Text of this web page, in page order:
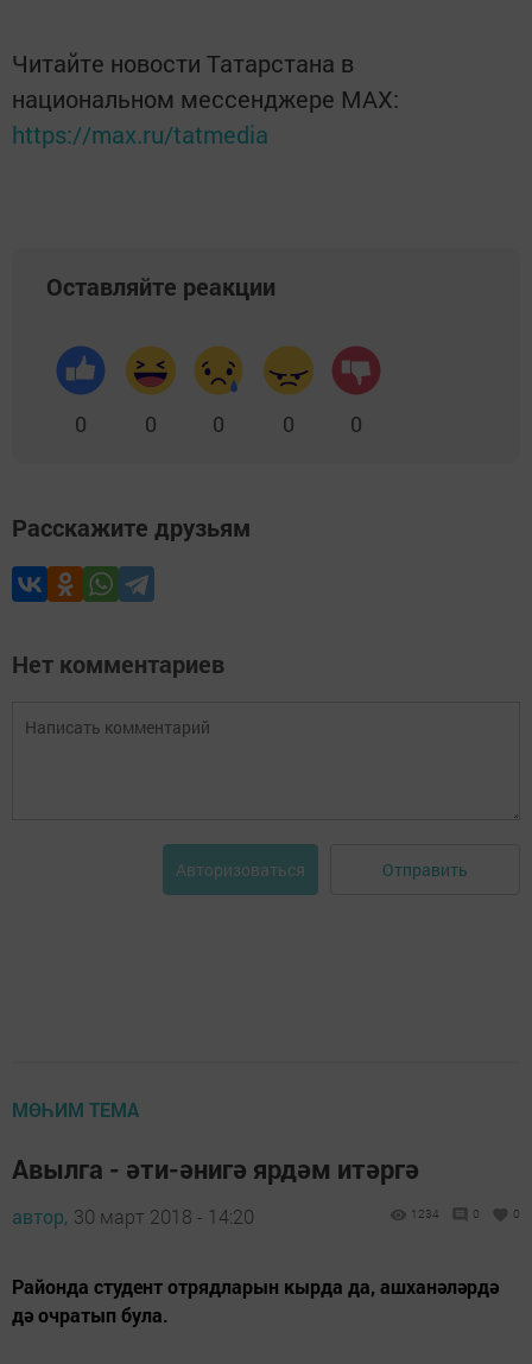
Читайте новости Татарстана в
национальном мессенджере MАХ:
https://max.ru/tatmedia
Оставляйте реакции
0 0 0 0 0
Расскажите друзьям
Нет комментариев
Авторизоваться Отправить
МӨҺИМ ТЕМА
Авылга - әти-әнигә ярдәм итәргә
автор, 30 март 2018 - 14:20 1234 0 0
Районда студент отрядларын кырда да, ашханәләрдә
дә очратып була.